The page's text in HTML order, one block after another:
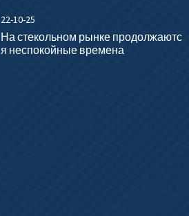
22-10-25
На стекольном рынке продолжаютс
я неспокойные времена